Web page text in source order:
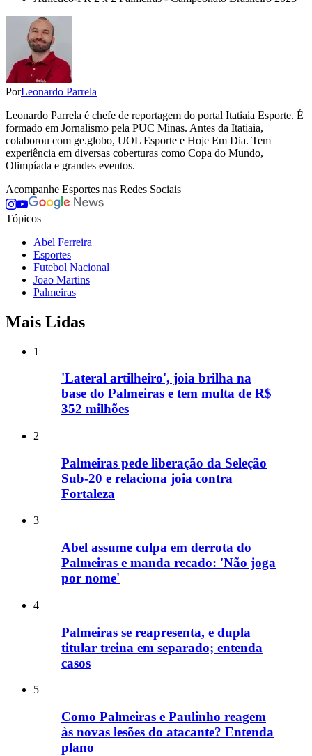
PorLeonardo Parrela
Leonardo Parrela é chefe de reportagem do portal Itatiaia Esporte. É
formado em Jornalismo pela PUC Minas. Antes da Itatiaia,
colaborou com ge.globo, UOL Esporte e Hoje Em Dia. Tem
experiência em diversas coberturas como Copa do Mundo,
Olimpíada e grandes eventos.
Acompanhe Esportes nas Redes Sociais
Tópicos
Abel Ferreira
Esportes
Futebol Nacional
Joao Martins
Palmeiras
Mais Lidas
1
'Lateral artilheiro', joia brilha na
base do Palmeiras e tem multa de R$
352 milhões
2
Palmeiras pede liberação da Seleção
Sub-20 e relaciona joia contra
Fortaleza
3
Abel assume culpa em derrota do
Palmeiras e manda recado: 'Não joga
por nome'
4
Palmeiras se reapresenta, e dupla
titular treina em separado; entenda
casos
5
Como Palmeiras e Paulinho reagem
às novas lesões do atacante? Entenda
plano